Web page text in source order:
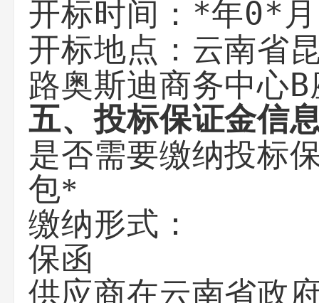
开标时间： *年0*
开标地点： 云南省
路奥斯迪商务中心
五、投标保证金信
是否需要缴纳投标
包*
缴纳形式：
保函
供应商在云南省政